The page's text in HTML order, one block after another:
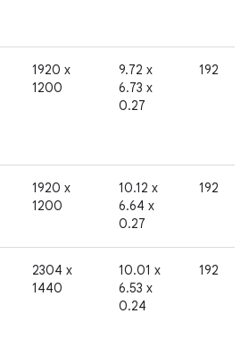
1920 x
1200
9.72 x
6.73 x
0.27
192
1920 x
1200
10.12 x
6.64 x
0.27
192
2304 x
1440
10.01 x
6.53 x
0.24
192